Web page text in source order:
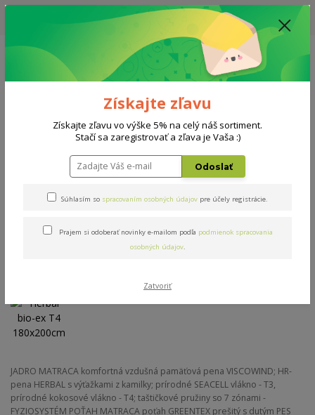
UPOZORNENIE: AKTUÁLNA DODACIA LEHOTA NA MATRACE, ROŠTY A
DOPLNKY - 10-15 PRACOVNÝCH DNÍ
0908 777 700 Po-So: 10-18 hod.
0 €
Herbal bio-ex T4 180x200cm
Herbal bio-ex T4 180x200cm
JADRO MATRACA komfortná vzdušná pamäťová pena VISCOWIND; HR-
pena HERBAL s výťažkami z kamilky; prírodné SEACELL vlákno - T3,
prírodné kokosové vlákno - T4; taštičkové pružiny so 7 zónami -
FYZIOSYSTÉM POŤAH MATRACA poťah GREENTEX prešitý s dutým PES
Získajte zľavu
Získajte zľavu vo výške 5% na celý náš sortiment.
Stačí sa zaregistrovať a zľava je Vaša :)
Odoslať
Súhlasím so spracovaním osobných údajov pre účely registrácie.
Prajem si odoberať novinky e-mailom podľa podmienok spracovania
osobných údajov.
Zatvoriť